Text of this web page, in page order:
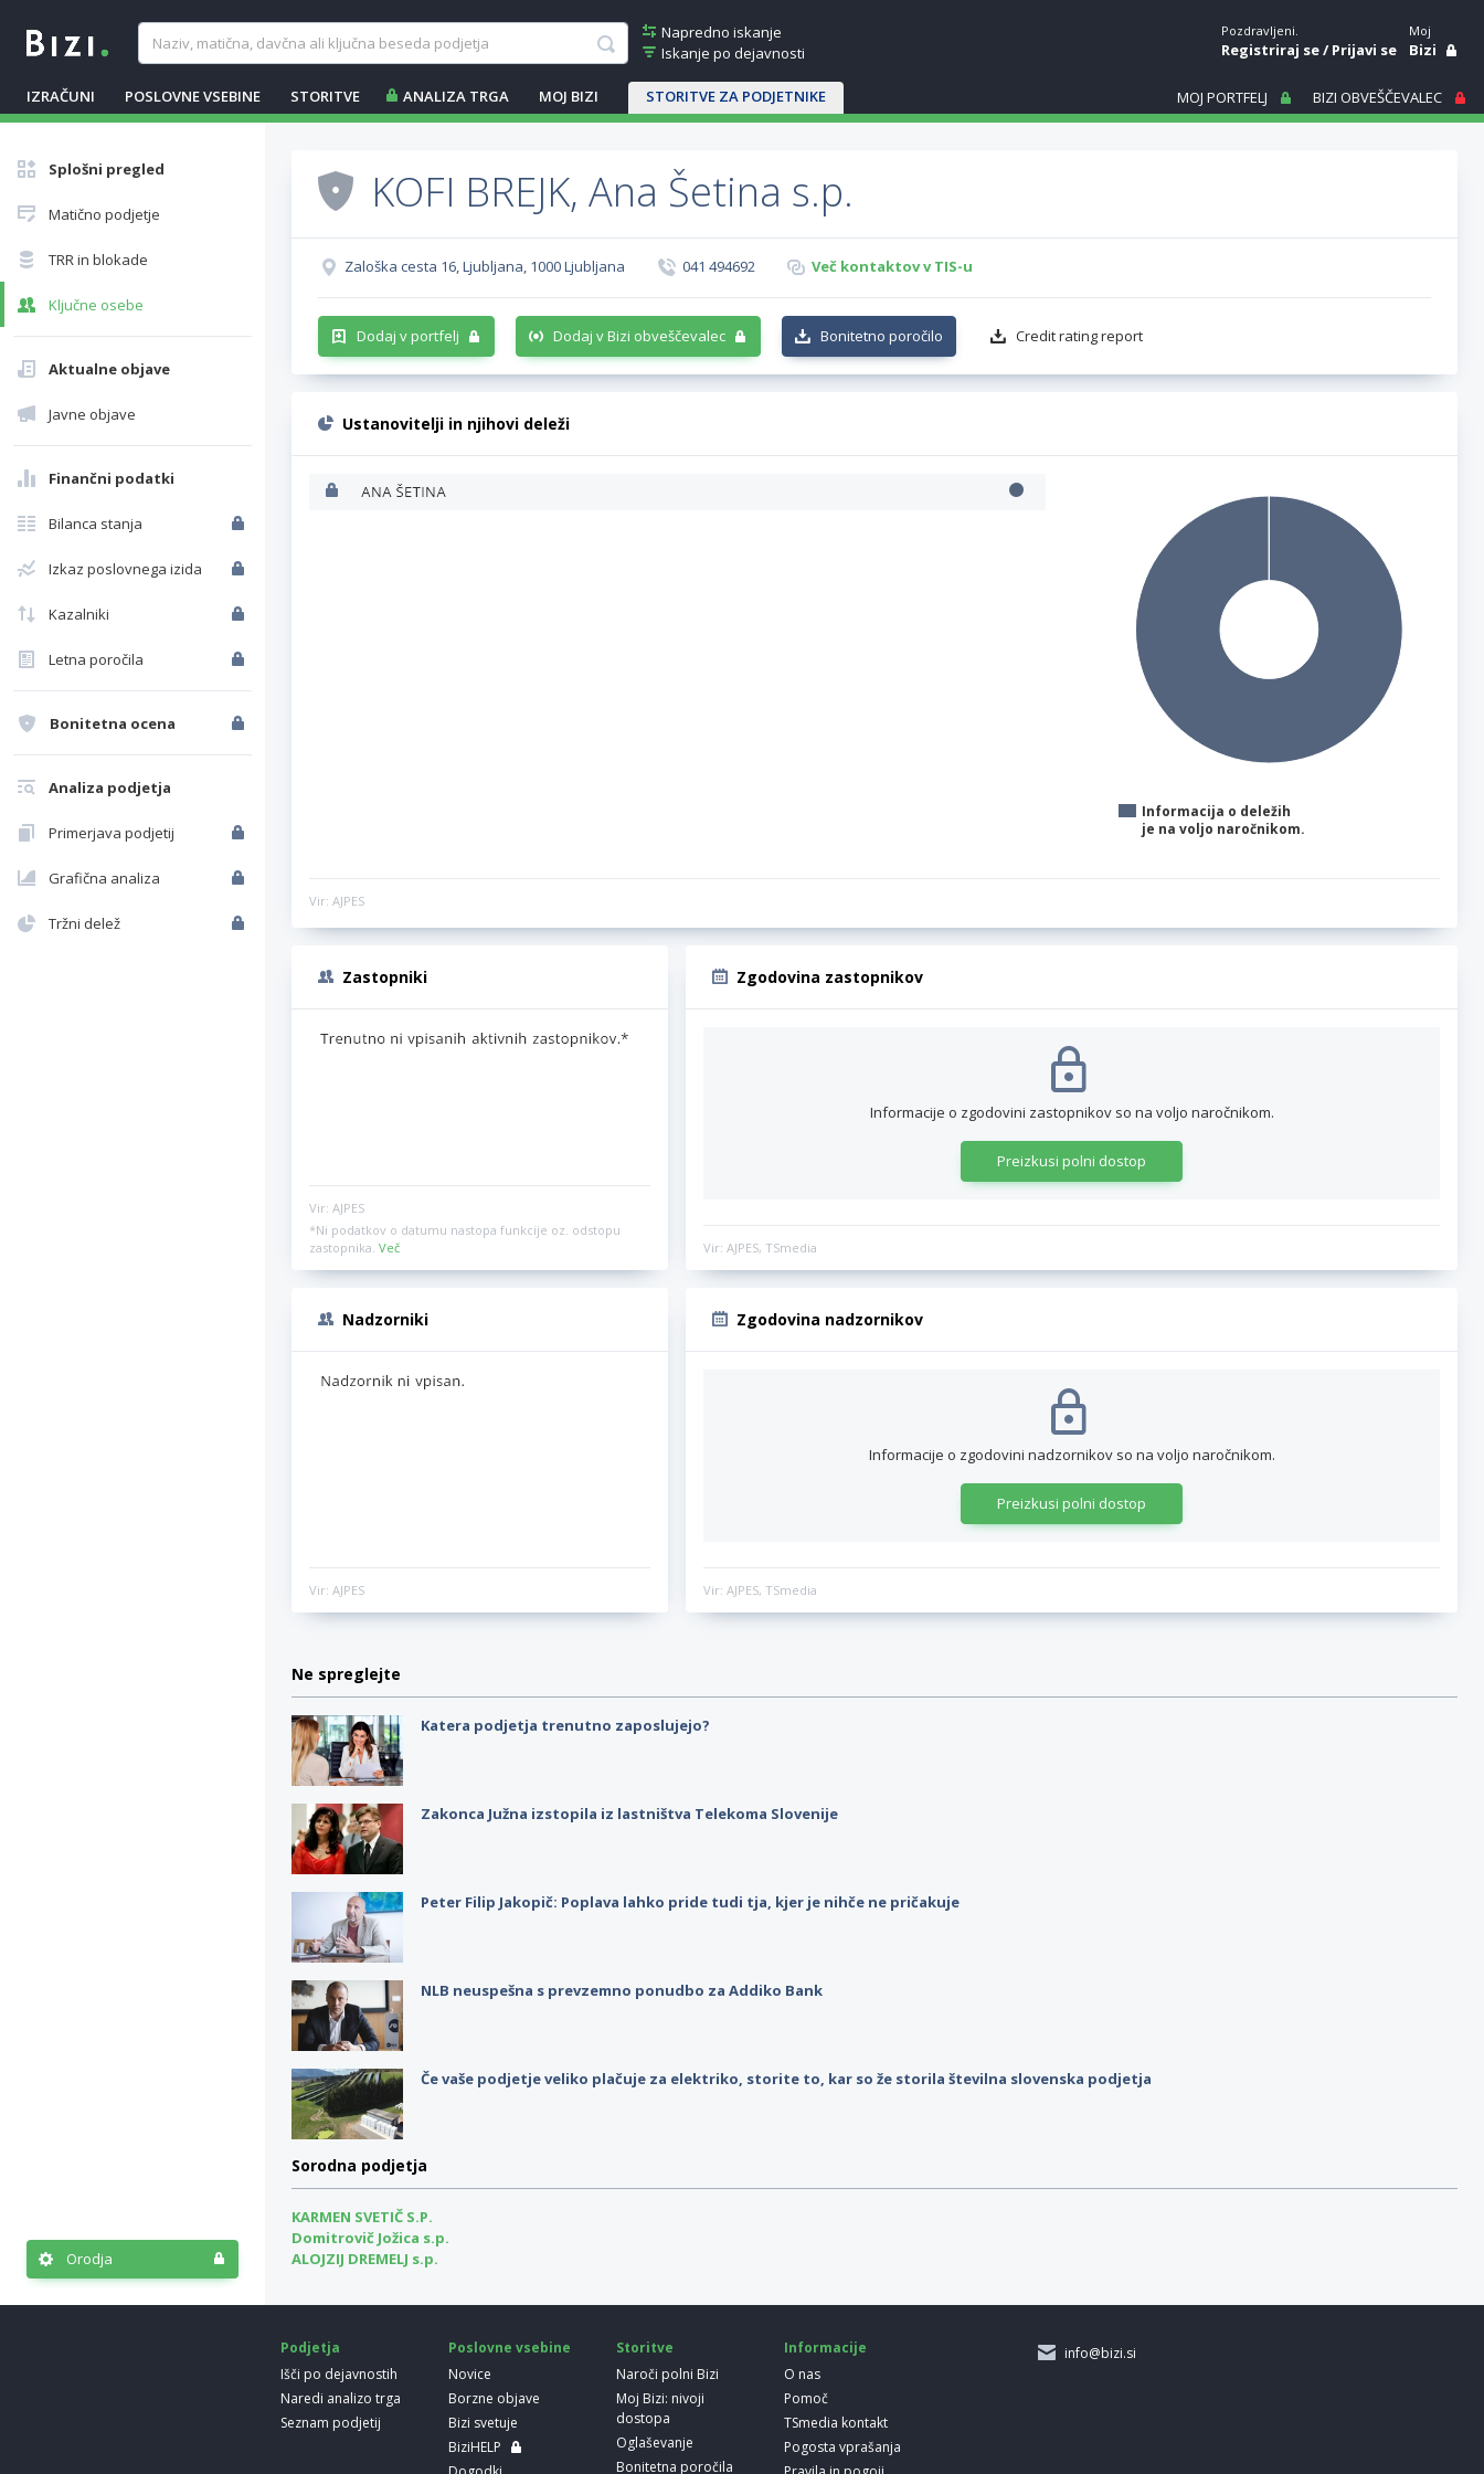
Napredno iskanje
Iskanje po dejavnosti
IZRAČUNI POSLOVNE VSEBINE STORITVE ANALIZA TRGA MOJ BIZI STORITVE ZA PODJETNIKE
Pozdravljeni.
Registriraj se/Prijavi se
Moj
Bizi
MOJ PORTFELJ BIZI OBVEŠČEVALEC
Splošni pregled
Matično podjetje
TRR in blokade
Ključne osebe
Aktualne objave
Javne objave
Finančni podatki
Bilanca stanja
Izkaz poslovnega izida
Kazalniki
Letna poročila
Bonitetna ocena
Analiza podjetja
Primerjava podjetij
Grafična analiza
Tržni delež
Orodja
KOFI BREJK, Ana Šetina s.p.
Zaloška cesta 16, Ljubljana, 1000 Ljubljana 041 494692 Več kontaktov v TIS-u
Dodaj v portfelj Dodaj v Bizi obveščevalec Bonitetno poročilo Credit rating report
Ustanovitelji in njihovi deleži
Informacija o deležih
je na voljo naročnikom.
Vir: AJPES
Zastopniki
Vir: AJPES
*Ni podatkov o datumu nastopa funkcije oz. odstopu
zastopnika. Več
Zgodovina zastopnikov
Informacije o zgodovini zastopnikov so na voljo naročnikom.
Preizkusi polni dostop
Vir: AJPES, TSmedia
Nadzorniki
Vir: AJPES
Zgodovina nadzornikov
Informacije o zgodovini nadzornikov so na voljo naročnikom.
Preizkusi polni dostop
Vir: AJPES, TSmedia
Ne spreglejte
Katera podjetja trenutno zaposlujejo?
Zakonca Južna izstopila iz lastništva Telekoma Slovenije
Peter Filip Jakopič: Poplava lahko pride tudi tja, kjer je nihče ne pričakuje
NLB neuspešna s prevzemno ponudbo za Addiko Bank
Če vaše podjetje veliko plačuje za elektriko, storite to, kar so že storila številna slovenska podjetja
Sorodna podjetja
KARMEN SVETIČ S.P.
Domitrovič Jožica s.p.
ALOJZIJ DREMELJ s.p.
Podjetja
Išči po dejavnostih
Naredi analizo trga
Seznam podjetij
Poslovne vsebine
Novice
Borzne objave
Bizi svetuje
BiziHELP
Storitve
Naroči polni Bizi
Moj Bizi: nivoji
dostopa
Oglaševanje
Bonitetna poročila
Informacije
O nas
Pomoč
TSmedia kontakt
Pogosta vprašanja
info@bizi.si